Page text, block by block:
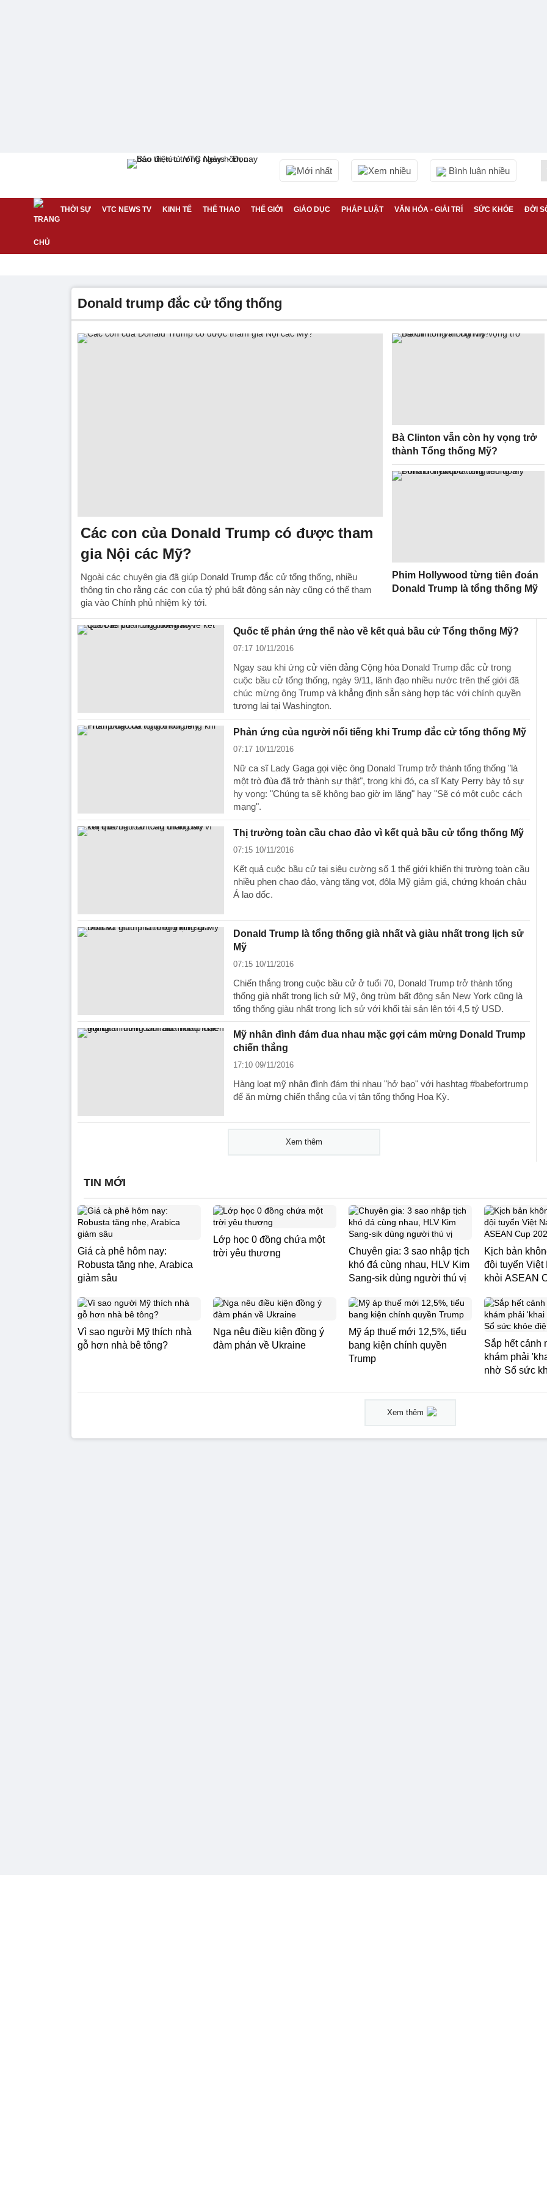
Mới nhất Xem nhiều Bình luận nhiều
THỜI SỰ VTC NEWS TV KINH TẾ THỂ THAO THẾ GIỚI GIÁO DỤC PHÁP LUẬT VĂN HÓA - GIẢI TRÍ SỨC KHỎE ĐỜI
donald trump đắc cử tổng thống
Các con của Donald Trump có được tham
gia Nội các Mỹ?
Ngoài các chuyên gia đã giúp Donald Trump đắc cử tổng thống, nhiều
thông tin cho rằng các con của tỷ phú bất động sản này cũng có thể tham
gia vào Chính phủ nhiệm kỳ tới.
Bà Clinton vẫn còn hy vọng trở
thành Tổng thống Mỹ?
Phim Hollywood từng tiên đoán
Donald Trump là tổng thống Mỹ
Quốc tế phản ứng thế nào về kết quả bầu cử Tổng thống Mỹ?
07:17 10/11/2016
Ngay sau khi ứng cử viên đảng Cộng hòa Donald Trump​ đắc cử trong
cuộc bầu cử tổng thống, ngày 9/11, lãnh đạo nhiều nước trên thế giới đã
chúc mừng ông Trump và khẳng định sẵn sàng hợp tác với chính quyền
tương lai tại Washington.
Phản ứng của người nổi tiếng khi Trump đắc cử tổng thống Mỹ
07:17 10/11/2016
Nữ ca sĩ Lady Gaga gọi việc ông Donald Trump trở thành tổng thống "là
một trò đùa đã trở thành sự thật", trong khi đó, ca sĩ Katy Perry bày tỏ sự
hy vọng: "Chúng ta sẽ không bao giờ im lặng" hay "Sẽ có một cuộc cách
mạng".
Thị trường toàn cầu chao đảo vì kết quả bầu cử tổng thống Mỹ
07:15 10/11/2016
Kết quả cuộc bầu cử tại siêu cường số 1 thế giới khiến thị trường toàn cầu
nhiều phen chao đảo, vàng tăng vọt, đôla Mỹ giảm giá, chứng khoán châu
Á lao dốc.
Donald Trump là tổng thống già nhất và giàu nhất trong lịch sử
Mỹ
07:15 10/11/2016
Chiến thắng trong cuộc bầu cử ở tuổi 70, Donald Trump trở thành tổng
thống già nhất trong lịch sử Mỹ, ông trùm bất động sản New York cũng là
tổng thống giàu nhất trong lịch sử với khối tài sản lên tới 4,5 tỷ USD.
Mỹ nhân đình đám đua nhau mặc gợi cảm mừng Donald Trump
chiến thắng
17:10 09/11/2016
Hàng loạt mỹ nhân đình đám thi nhau "hở bạo" với hashtag #babefortrump
để ăn mừng chiến thắng của vị tân tổng thống Hoa Kỳ.
Xem thêm
TIN MỚI
Giá cà phê hôm nay:
Robusta tăng nhẹ, Arabica
giảm sâu
Lớp học 0 đồng chứa một
trời yêu thương
Chuyên gia: 3 sao nhập tịch
khó đá cùng nhau, HLV Kim
Sang-sik dùng người thú vị
Kịch bản
đội tuyển Việt
khỏi ASEAN
Vì sao người Mỹ thích nhà
gỗ hơn nhà bê tông?
Nga nêu điều kiện đồng ý
đàm phán về Ukraine
Mỹ áp thuế mới 12,5%, tiểu
bang kiện chính quyền
Trump
Sắp hết cảnh
khám phải
nhờ Sổ sức
Xem thêm